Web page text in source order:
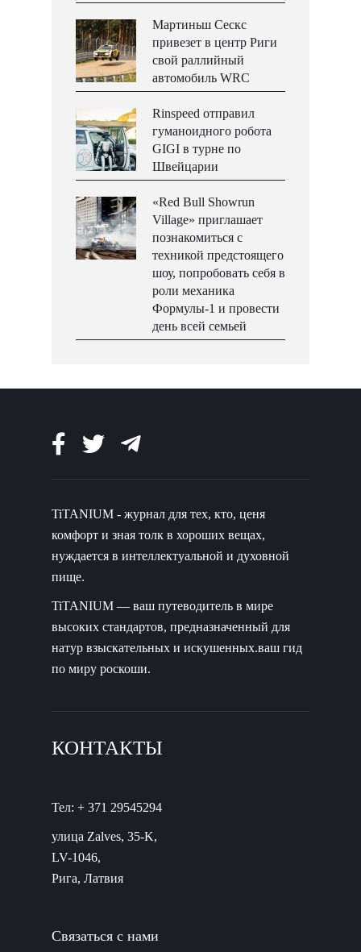
Мартиньш Сескс
привезет в центр Риги
свой раллийный
автомобиль WRC
Rinspeed отправил
гуманоидного робота
GIGI в турне по
Швейцарии
«Red Bull Showrun
Village» приглашает
познакомиться с
техникой предстоящего
шоу, попробовать себя в
роли механика
Формулы-1 и провести
день всей семьей
TiTANIUM - журнал для тех, кто, ценя
комфорт и зная толк в хороших вещах,
нуждается в интеллектуальной и духовной
пище.
TiTANIUM — ваш путеводитель в мире
высоких стандартов, предназначенный для
натур взыскательных и искушенных.ваш гид
по миру роскоши.
КОНТАКТЫ
Тел: + 371 29545294
улица Zalves, 35-K,
LV-1046,
Рига, Латвия
Связаться с нами